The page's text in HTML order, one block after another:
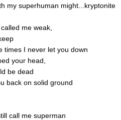
my superhuman might...kryptonite
me weak,
times I never let you down
your head,
be dead
back on solid ground
call me superman